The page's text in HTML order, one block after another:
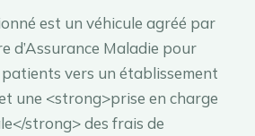
est un véhicule agréé par
d’Assurance Maladie pour
vers un établissement
une <strong>prise en charge
strong> des frais de